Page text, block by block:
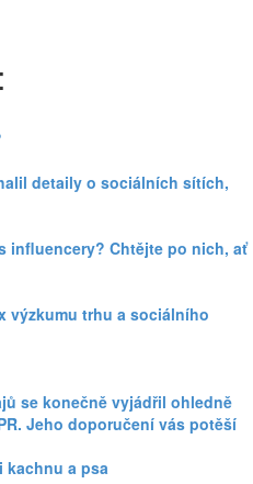
detaily o sociálních sítích,
influencery? Chtějte po nich, ať
výzkumu trhu a sociálního
se konečně vyjádřil ohledně
Jeho doporučení vás potěší
kachnu a psa